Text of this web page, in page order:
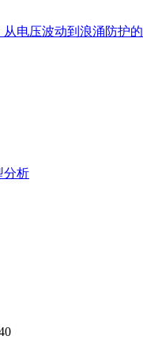
电压波动到浪涌防护
分析